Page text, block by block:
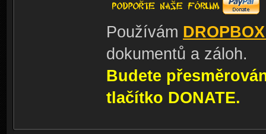
Používám
dokumentů a záloh.
Budete
tlačítko DONATE.